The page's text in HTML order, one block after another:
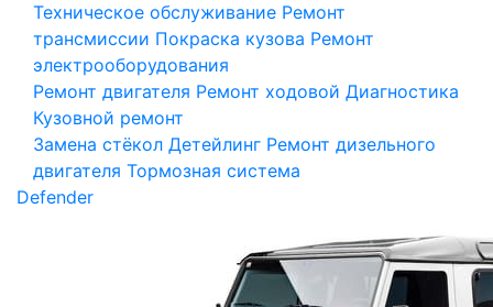
Техническое обслуживание Ремонт
трансмиссии Покраска кузова Ремонт
электрооборудования
Ремонт двигателя Ремонт ходовой Диагностика
Кузовной ремонт
Замена стёкол Детейлинг Ремонт дизельного
двигателя Тормозная система
Defender